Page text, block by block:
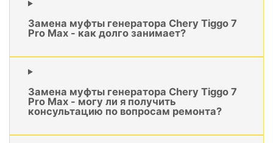
Замена муфты генератора Chery Tiggo 7
Pro Max - как долго занимает?
Замена муфты генератора Chery Tiggo 7
Pro Max - могу ли я получить
консультацию по вопросам ремонта?